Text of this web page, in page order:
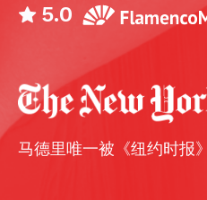
5.0
马德里唯一被《纽约时报